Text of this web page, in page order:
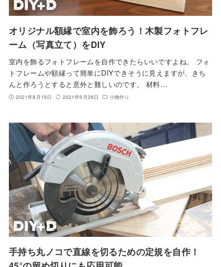
オリジナル額縁で室内を飾ろう！木製フォトフレ
ーム（写真立て）をDIY
室内を飾るフォトフレームを自作できたらいいですよね。 フォ
トフレームや額縁って簡単にDIYできそうに見えますが、きち
んと作ろうとすると意外と難しいのです。 材料…
2021年8月19日 2021年9月26日 小物作り
手持ち丸ノコで直線を切るための定規を自作！